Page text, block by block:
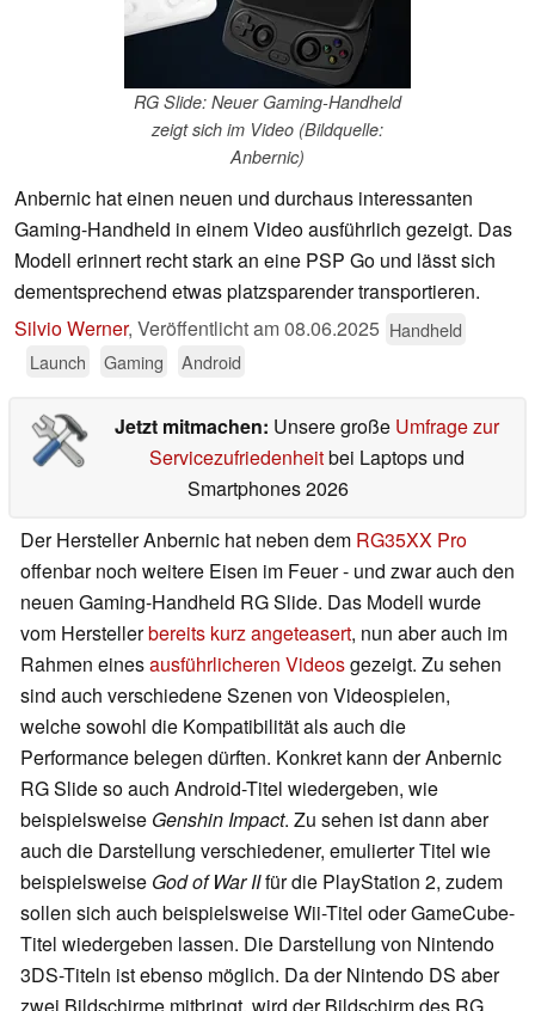
RG Slide: Neuer Gaming-Handheld
zeigt sich im Video (Bildquelle:
Anbernic)
Anbernic hat einen neuen und durchaus interessanten
Gaming-Handheld in einem Video ausführlich gezeigt. Das
Modell erinnert recht stark an eine PSP Go und lässt sich
dementsprechend etwas platzsparender transportieren.
Silvio Werner, Veröffentlicht am08.06.2025 Handheld
Launch
Gaming Android
Jetzt mitmachen: Unsere große Umfrage zur
Servicezufriedenheitbei Laptops und
Smartphones 2026
Der Hersteller Anbernic hat neben dem RG35XX Pro
offenbar noch weitere Eisen im Feuer - und zwar auch den
neuen Gaming-Handheld RG Slide. Das Modell wurde
vom Herstellerbereits kurz angeteasert, nun aber auch im
Rahmen einesausführlicheren Videosgezeigt. Zu sehen
sind auch verschiedene Szenen von Videospielen,
welche sowohl die Kompatibilität als auch die
Performance belegen dürften. Konkret kann der Anbernic
RG Slide so auch Android-Titel wiedergeben, wie
beispielsweise Genshin Impact. Zu sehen ist dann aber
auch die Darstellung verschiedener, emulierter Titel wie
beispielsweise God of War IIfür die PlayStation 2, zudem
sollen sich auch beispielsweise Wii-Titel oder GameCube-
Titel wiedergeben lassen. Die Darstellung von Nintendo
3DS-Titeln ist ebenso möglich. Da der Nintendo DS aber